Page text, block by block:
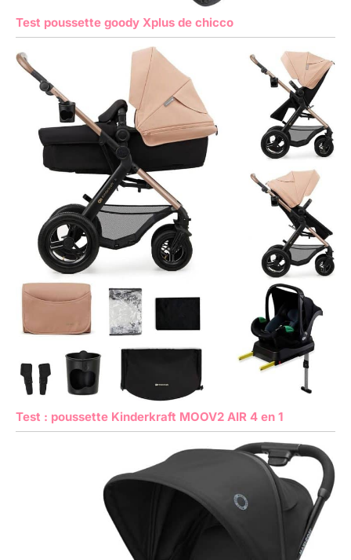
Test poussette goody Xplus de chicco
Test : poussette Kinderkraft MOOV2 AIR 4 en 1